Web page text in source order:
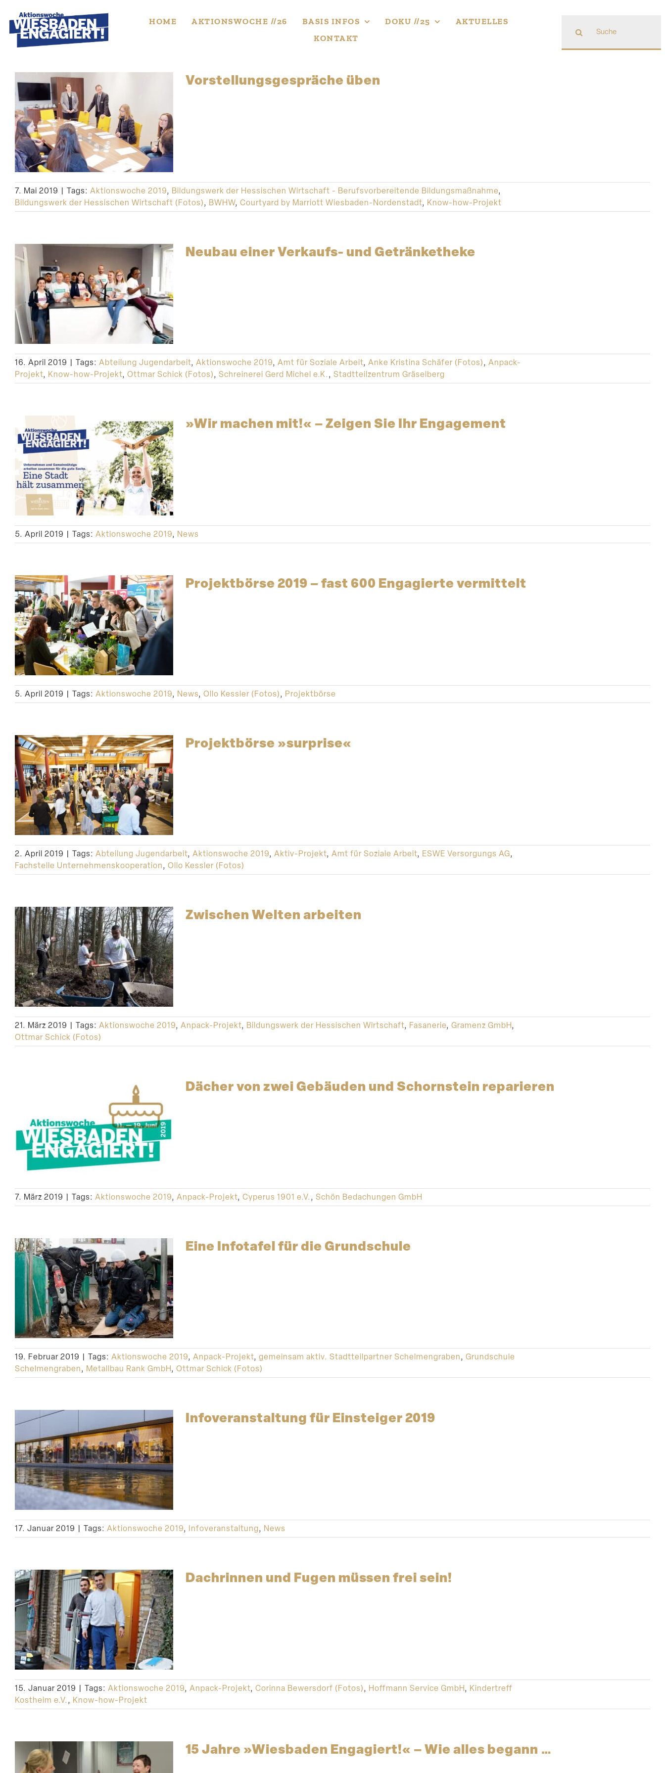
to
content
HOME AKTIONS­WOCHE //26 BASIS INFOS DOKU //25
AKTUELLES
KONTAKT
nach:
Vorstel­lungs­ge­spräche üben
7. Mai 2019 | Tags: Aktionswoche 2019, Bildungswerk der Hessischen Wirtschaft - Berufsvorbereitende Bildungsmaßnahme,
Bildungswerk der Hessischen Wirtschaft (Fotos), BWHW, Courtyard by Marriott Wiesbaden-Nordenstadt, Know-how-Projekt
Neubau einer Verkaufs- und Getränketheke
16. April 2019 | Tags: Abteilung Jugendarbeit, Aktionswoche 2019, Amt für Soziale Arbeit, Anke Kristina Schäfer (Fotos), Anpack-
Projekt, Know-how-Projekt, Ottmar Schick (Fotos), Schreinerei Gerd Michel e.K., Stadtteilzentrum Gräselberg
»Wir machen mit!« – Zeigen Sie Ihr Engagement
5. April 2019 | Tags: Aktionswoche 2019, News
Projekt­börse 2019 – fast 600 Engagierte vermittelt
5. April 2019 | Tags: Aktionswoche 2019, News, Ollo Kessler (Fotos), Projektbörse
Projekt­börse »surprise«
2. April 2019 | Tags: Abteilung Jugendarbeit, Aktionswoche 2019, Aktiv-Projekt, Amt für Soziale Arbeit, ESWE Versorgungs AG,
Fachstelle Unternehmenskooperation, Ollo Kessler (Fotos)
Zwischen Welten arbeiten
21. März 2019 | Tags: Aktionswoche 2019, Anpack-Projekt, Bildungswerk der Hessischen Wirtschaft, Fasanerie, Gramenz GmbH,
Ottmar Schick (Fotos)
Dächer von zwei Gebäuden und Schorn­stein reparieren
7. März 2019 | Tags: Aktionswoche 2019, Anpack-Projekt, Cyperus 1901 e.V., Schön Bedachungen GmbH
Eine Infotafel für die Grundschule
19. Februar 2019 | Tags: Aktionswoche 2019, Anpack-Projekt, gemeinsam aktiv. Stadtteilpartner Schelmengraben, Grundschule
Schelmengraben, Metallbau Rank GmbH, Ottmar Schick (Fotos)
Infover­an­staltung für Einsteiger 2019
17. Januar 2019 | Tags: Aktionswoche 2019, Infoveranstaltung, News
Dachrinnen und Fugen müssen frei sein!
15. Januar 2019 | Tags: Aktionswoche 2019, Anpack-Projekt, Corinna Bewersdorf (Fotos), Hoffmann Service GmbH, Kindertreff
Kostheim e.V., Know-how-Projekt
15 Jahre »Wiesbaden Engagiert!« – Wie alles begann …